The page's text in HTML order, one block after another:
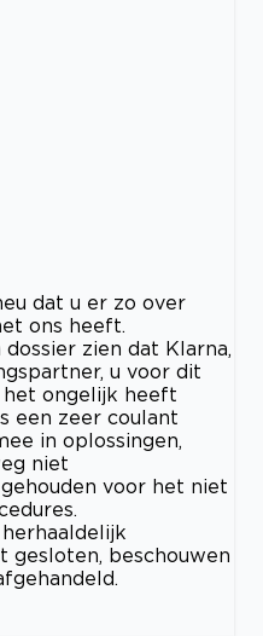
dat u er zo over
ons heeft.
zien dat Klarna,
u voor dit
ongelijk heeft
een zeer coulant
in oplossingen,
niet
voor het niet
beschouwen